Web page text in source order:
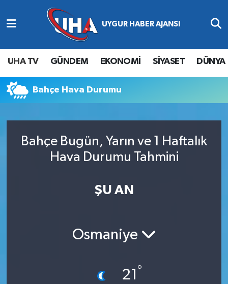
UHA TV GÜNDEM EKONOMİ SİYASET DÜNYA
Bahçe Hava Durumu
Bahçe Bugün, Yarın ve 1 Haftalık
Hava Durumu Tahmini
ŞU AN
Osmaniye
21°
Abone Ol
Gündem
Ekonomi
Siyaset
Nöbetçi Eczaneler
Hava Durumu
Namaz Vakitleri
Süper Lig Puan Durumu ve Fikstür
Son Dakika Haberleri